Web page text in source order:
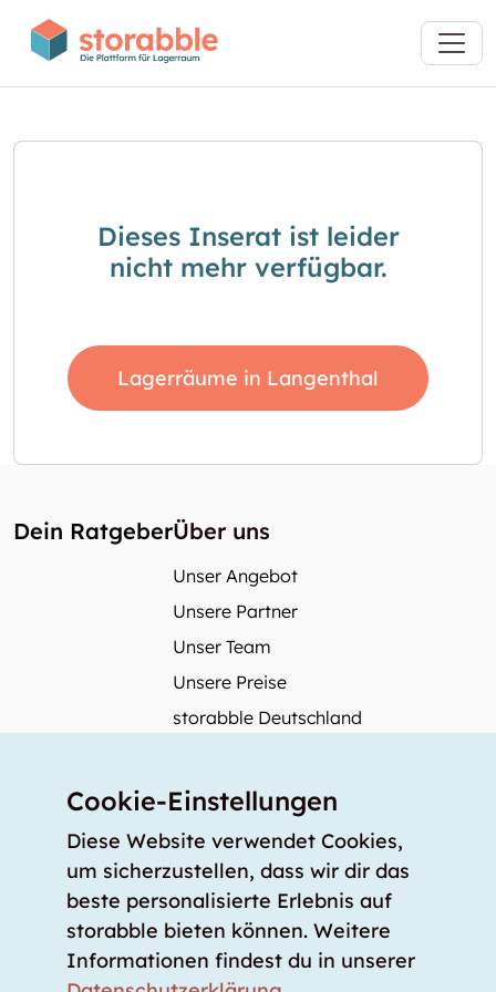
Dieses Inserat ist leider
nicht mehr verfügbar.
Lagerräume in Langenthal
Dein RatgeberÜber uns
Unser Angebot
Unsere Partner
Unser Team
Unsere Preise
storabble Deutschland
Mehr über storabble
Medienbeiträge
Wie gross muss ein Lagerraum sein?
Was kostet ein Lagerraum?
Für Lageranbieter
Cookie-Einstellungen
Diese Website verwendet Cookies,
um sicherzustellen, dass wir dir das
beste personalisierte Erlebnis auf
storabble bieten können. Weitere
Informationen findest du in unserer